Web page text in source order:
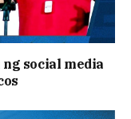
ng social media